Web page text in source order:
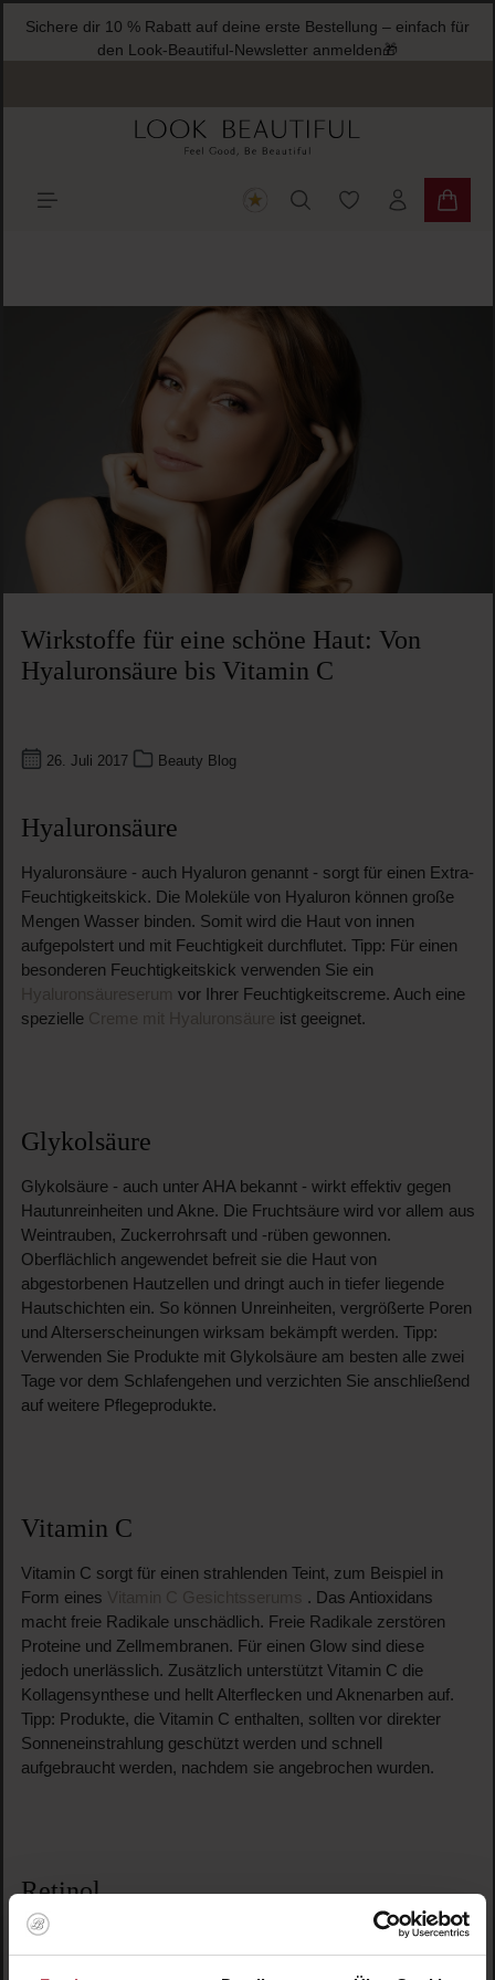
springen
Sichere dir 10 % Rabatt auf deine erste Bestellung – einfach für
den Look-Beautiful-Newsletter anmelden🎁
Du hast 0
Wirkstoffe für eine schöne Haut: Von
Hyaluronsäure bis Vitamin C
26. Juli 2017 Beauty Blog
Hyaluronsäure
Hyaluronsäure - auch Hyaluron genannt - sorgt für einen Extra-
Feuchtigkeitskick. Die Moleküle von Hyaluron können große
Mengen Wasser binden. Somit wird die Haut von innen
aufgepolstert und mit Feuchtigkeit durchflutet. Tipp: Für einen
besonderen Feuchtigkeitskick verwenden Sie ein
Hyaluronsäureserum vor Ihrer Feuchtigkeitscreme. Auch eine
spezielle Creme mit Hyaluronsäure ist geeignet.
Glykolsäure
Glykolsäure - auch unter AHA bekannt - wirkt effektiv gegen
Hautunreinheiten und Akne. Die Fruchtsäure wird vor allem aus
Weintrauben, Zuckerrohrsaft und -rüben gewonnen.
Oberflächlich angewendet befreit sie die Haut von
abgestorbenen Hautzellen und dringt auch in tiefer liegende
Hautschichten ein. So können Unreinheiten, vergrößerte Poren
und Alterserscheinungen wirksam bekämpft werden. Tipp:
Verwenden Sie Produkte mit Glykolsäure am besten alle zwei
Tage vor dem Schlafengehen und verzichten Sie anschließend
auf weitere Pflegeprodukte.
Vitamin C
Vitamin C sorgt für einen strahlenden Teint, zum Beispiel in
Form eines Vitamin C Gesichtsserums . Das Antioxidans
macht freie Radikale unschädlich. Freie Radikale zerstören
Proteine und Zellmembranen. Für einen Glow sind diese
jedoch unerlässlich. Zusätzlich unterstützt Vitamin C die
Kollagensynthese und hellt Alterflecken und Aknenarben auf.
Tipp: Produkte, die Vitamin C enthalten, sollten vor direkter
Sonneneinstrahlung geschützt werden und schnell
aufgebraucht werden, nachdem sie angebrochen wurden.
Retinol
Retinol ist ein anti-aging Wundermittel. Es ist wissenschaftlich
bewiesen, dass Retinol das effizienteste Mittel gegen Fältchen